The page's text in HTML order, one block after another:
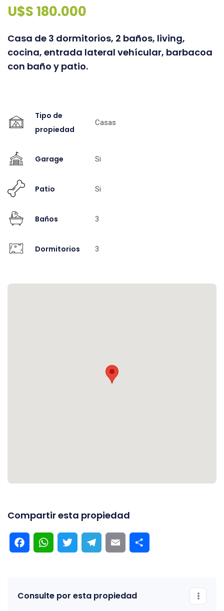
U$S 180.000
Casa de 3 dormitorios, 2 baños, living,
cocina, entrada lateral vehícular, barbacoa
con baño y patio.
Tipo de
propiedad
Casas
Garage Si
Patio Si
Baños 3
Dormitorios 3
Compartir esta propiedad
FacebookWhatsAppTwitter TelegramEmail
Consulte por esta propiedad